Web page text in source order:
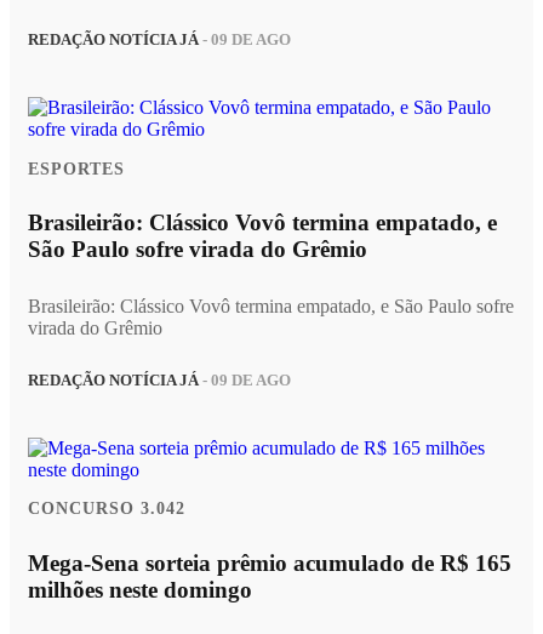
REDAÇÃO NOTÍCIA JÁ- 09 DE AGO
ESPORTES
Brasileirão: Clássico Vovô termina empatado, e
São Paulo sofre virada do Grêmio
Brasileirão: Clássico Vovô termina empatado, e São Paulo sofre
virada do Grêmio
REDAÇÃO NOTÍCIA JÁ - 09 DE AGO
CONCURSO 3.042
Mega-Sena sorteia prêmio acumulado de R$ 165
milhões neste domingo